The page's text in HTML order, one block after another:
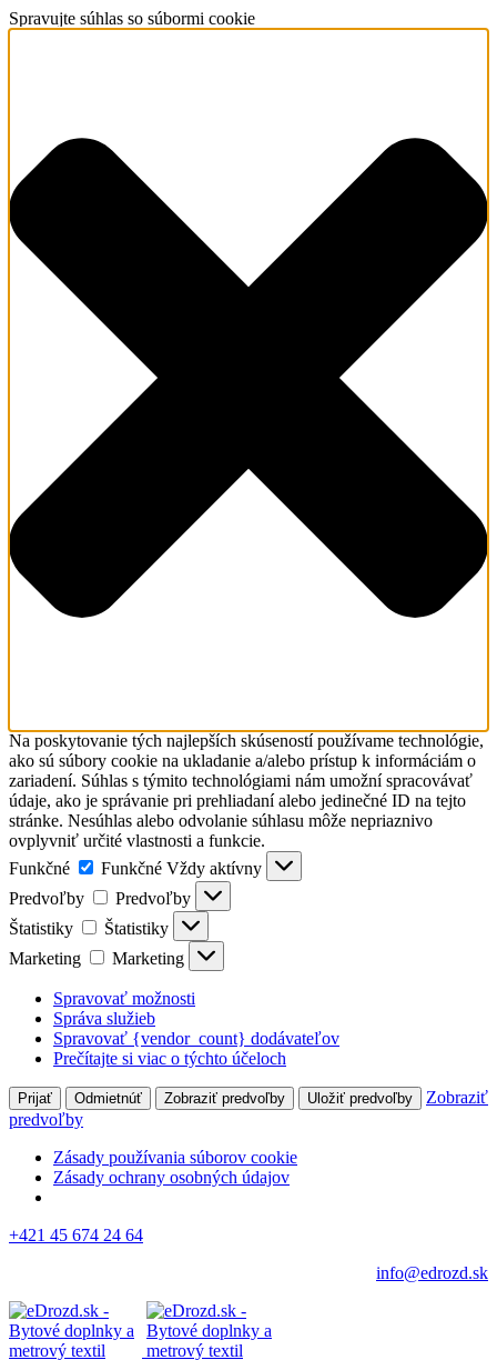
Spravujte súhlas so súbormi cookie
Na poskytovanie tých najlepších skúseností používame technológie,
ako sú súbory cookie na ukladanie a/alebo prístup k informáciám o
zariadení. Súhlas s týmito technológiami nám umožní spracovávať
údaje, ako je správanie pri prehliadaní alebo jedinečné ID na tejto
stránke. Nesúhlas alebo odvolanie súhlasu môže nepriaznivo
ovplyvniť určité vlastnosti a funkcie.
Funkčné
Funkčné Vždy aktívny
Predvoľby
Predvoľby
Štatistiky
Štatistiky
Marketing
Marketing
Spravovať možnosti
Správa služieb
Spravovať {vendor_count} dodávateľov
Prečítajte si viac o týchto účeloch
Prijať Odmietnúť Zobraziť predvoľby Uložiť predvoľby
Zobraziť
predvoľby
Zásady používania súborov cookie
Zásady ochrany osobných údajov
+421 45 674 24 64
info@edrozd.sk